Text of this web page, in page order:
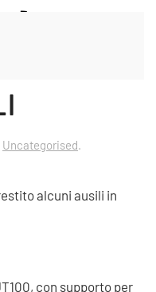
Uncategorised.
alcuni ausili in
con supporto per